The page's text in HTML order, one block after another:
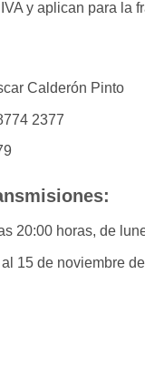
y aplican para la
Calderón Pinto
2377
20:00 horas, de
15 de noviembre